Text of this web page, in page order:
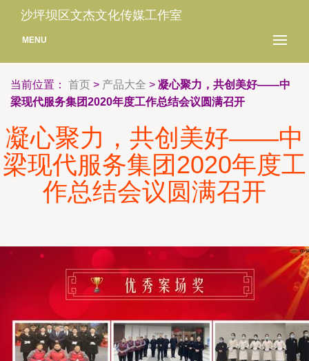
沙坪坝区文杰文化传媒工作室
MENU
当前位置： 首页 > 产品大全 > 凝心聚力，共创美好——中
梁现代服务集团2020年度工作总结会议圆满召开
凝心聚力，共创美好——中
梁现代服务集团2020年度工
作总结会议圆满召开